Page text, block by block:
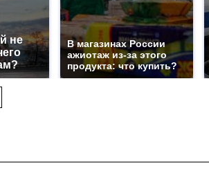
не
В магазинах России
ажиотаж из-за этого
продукта: что купить?